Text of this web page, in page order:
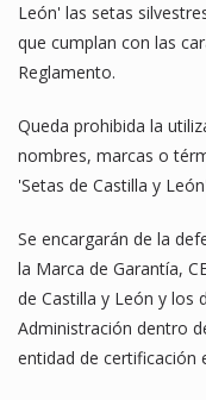
León' las setas
que cumplan con las
Reglamento.
Queda prohibida la
nombres, marcas o
'Setas de Castilla y
Se encargarán de la
la Marca de Garantía,
de Castilla y León y los
Administración dentro
entidad de certificación